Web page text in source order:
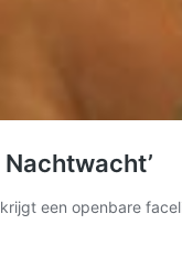
een openbare